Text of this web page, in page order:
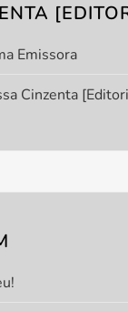
Emissora
Cinzenta